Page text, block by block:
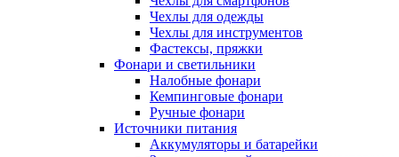
Чехлы для одежды
Чехлы для инструментов
Фастексы, пряжки
Фонари и светильники
Налобные фонари
Кемпинговые фонари
Ручные фонари
Источники питания
Аккумуляторы и батарейки